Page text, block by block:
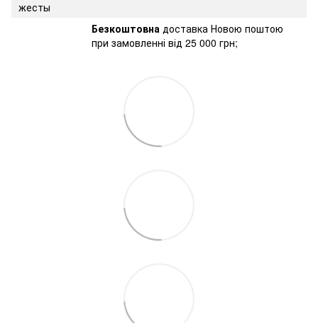
Безкоштовна доставка Новою поштою
при замовленні від 25 000 грн;